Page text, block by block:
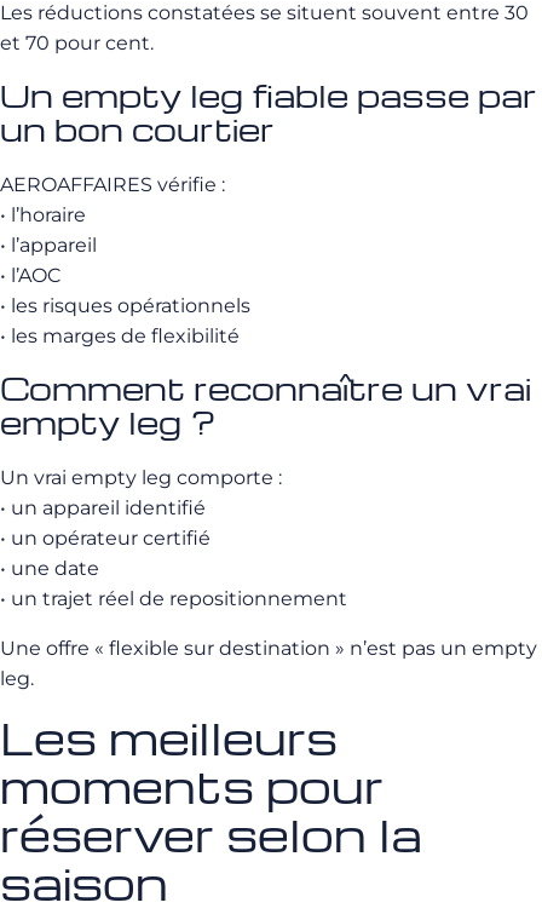
Les réductions constatées se situent souvent entre 30
et 70 pour cent.
Un empty leg fiable passe par
un bon courtier
AEROAFFAIRES vérifie :
• l’horaire
• l’appareil
• l’AOC
• les risques opérationnels
• les marges de flexibilité
Comment reconnaître un vrai
empty leg ?
Un vrai empty leg comporte :
• un appareil identifié
• un opérateur certifié
• une date
• un trajet réel de repositionnement
Une offre « flexible sur destination » n’est pas un empty
leg.
Les meilleurs
moments pour
réserver selon la
saison